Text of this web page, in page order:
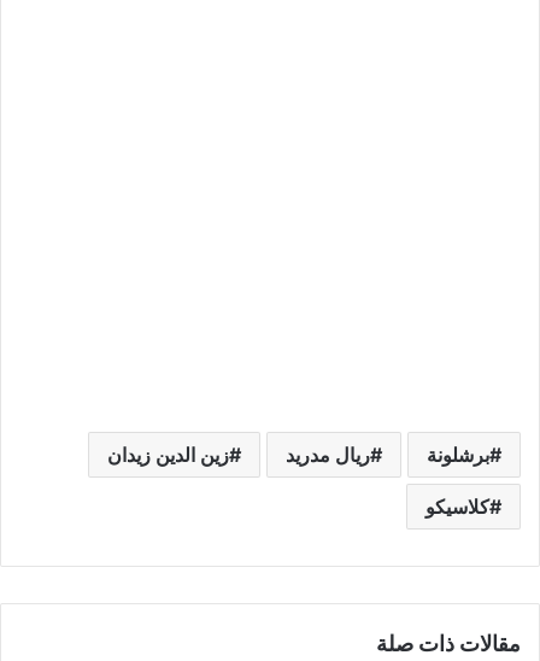
برشلونة ريال مدريد زين الدين زيدان
كلاسيكو
مقالات ذات صلة